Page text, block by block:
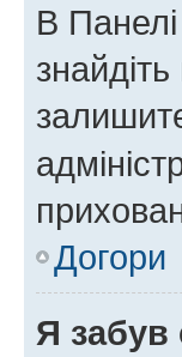
В
Догори
Я забув